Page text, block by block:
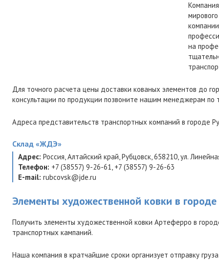
на
Для точного расчета цены доставки кованых элементов до
консультации по продукции позвоните нашим менеджерам
Адреса представительств транспортных компаний в городе
Склад «ЖДЭ»
Адрес: Россия,Алтайский край,Рубцовск,658210,ул.
Телефон: +7 (38557) 9-26-61, +7 (38557) 9-26-63
E-mail: rubcovsk@jde.ru
Элементы художественной ковки в
Получить элементы художественной ковки Артеферро в
транспортных кампаний.
Наша компания в кратчайшие сроки организует отправку